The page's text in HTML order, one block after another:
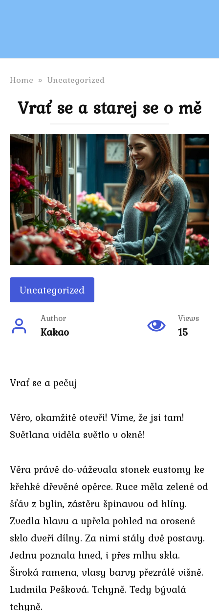
Home » Uncategorized
Vrať se a starej se o mě
Uncategorized
Author
Kakao
Views
15
Vrať se a pečuj
Věro, okamžitě otevři! Víme, že jsi tam!
Světlana viděla světlo v okně!
Věra právě do-váževala stonek eustomy ke
křehké dřevěné opěrce. Ruce měla zelené od
šťáv z bylin, zástěru špinavou od hlíny.
Zvedla hlavu a upřela pohled na orosené
sklo dveří dílny. Za nimi stály dvě postavy.
Jednu poznala hned, i přes mlhu skla.
Široká ramena, vlasy barvy přezrálé višně.
Ludmila Pešková. Tchyně. Tedy bývalá
tchyně.